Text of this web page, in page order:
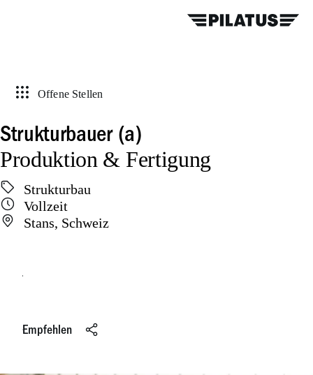
Offene Stellen
Strukturbauer (a)
Produktion & Fertigung
Strukturbau
Vollzeit
Stans, Schweiz
Online bewerben
Empfehlen